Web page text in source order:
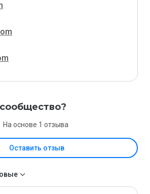
На основе 1 отзыва
Оставить отзыв